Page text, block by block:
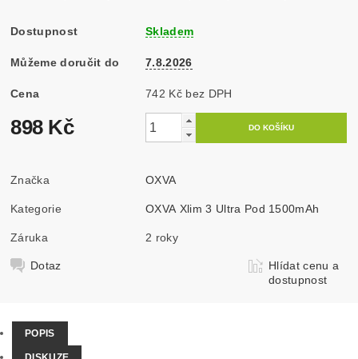
Dostupnost Skladem
Můžeme doručit do 7.8.2026
Cena 742 Kč bez DPH
898 Kč
Značka OXVA
Kategorie OXVA Xlim 3 Ultra Pod 1500mAh
Záruka 2 roky
Dotaz
Hlídat cenu a
dostupnost
POPIS